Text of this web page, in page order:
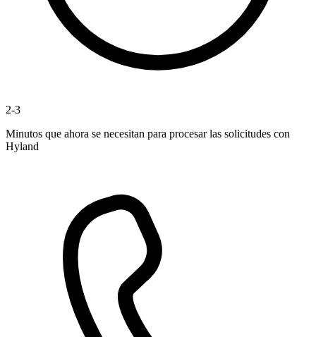
2-3
Minutos que ahora se necesitan para procesar las solicitudes con
Hyland